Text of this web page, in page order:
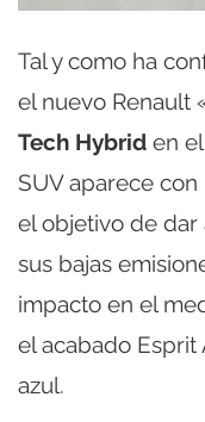
Tal y como ha
el nuevo Renault
Tech Hybrid en
SUV aparece
el objetivo de dar
sus bajas
impacto en el
el acabado
azul.